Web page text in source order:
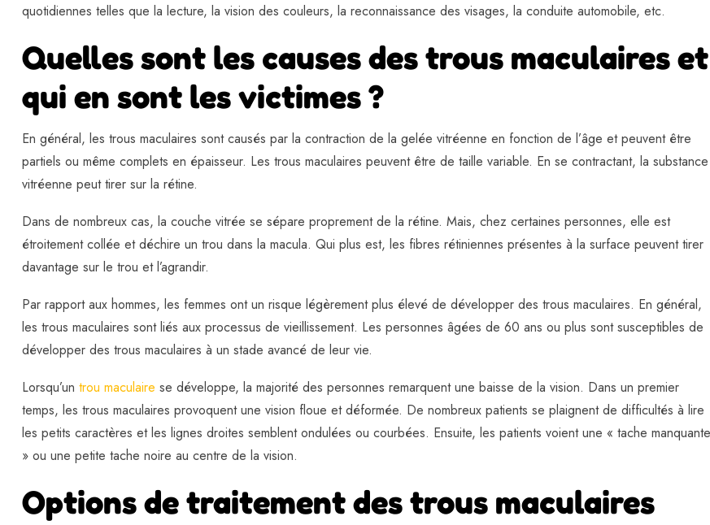
quotidiennes telles que la lecture, la vision des couleurs, la reconnaissance des visages, la conduite automobile, etc.
Quelles sont les causes des trous maculaires et
qui en sont les victimes ?
En général, les trous maculaires sont causés par la contraction de la gelée vitréenne en fonction de l’âge et peuvent être
partiels ou même complets en épaisseur. Les trous maculaires peuvent être de taille variable. En se contractant, la substance
vitréenne peut tirer sur la rétine.
Dans de nombreux cas, la couche vitrée se sépare proprement de la rétine. Mais, chez certaines personnes, elle est
étroitement collée et déchire un trou dans la macula. Qui plus est, les fibres rétiniennes présentes à la surface peuvent tirer
davantage sur le trou et l’agrandir.
Par rapport aux hommes, les femmes ont un risque légèrement plus élevé de développer des trous maculaires. En général,
les trous maculaires sont liés aux processus de vieillissement. Les personnes âgées de 60 ans ou plus sont susceptibles de
développer des trous maculaires à un stade avancé de leur vie.
Lorsqu’un trou maculaire se développe, la majorité des personnes remarquent une baisse de la vision. Dans un premier
temps, les trous maculaires provoquent une vision floue et déformée. De nombreux patients se plaignent de difficultés à lire
les petits caractères et les lignes droites semblent ondulées ou courbées. Ensuite, les patients voient une « tache manquante
» ou une petite tache noire au centre de la vision.
Options de traitement des trous maculaires